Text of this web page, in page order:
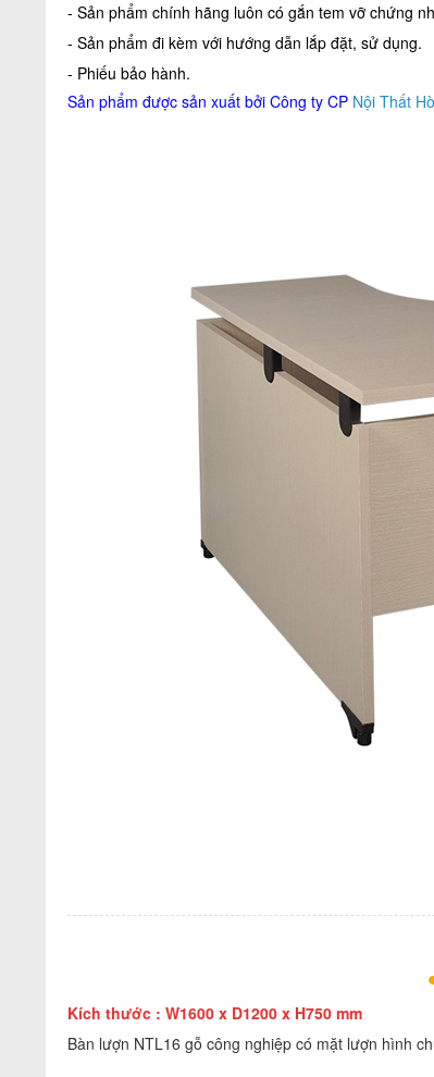
- Sản phẩm chính hãng luôn có gắn tem vỡ chứng
- Sản phẩm đi kèm với hướng dẫn lắp đặt, sử dụng.
- Phiếu bảo hành.
Sản phẩm được sản xuất bởi Công ty CP Nội Thất
Kích thước : W1600 x D1200 x H750 mm
Bàn lượn NTL16 gỗ công nghiệp có mặt lượn hình